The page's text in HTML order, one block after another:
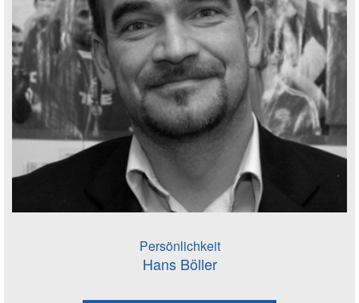
Persönlichkeit
Hans Böller